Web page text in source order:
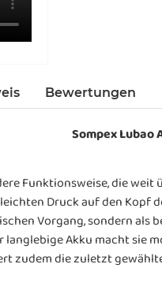
Bewertungen
Sompex
Funktionsweise, die
Druck auf den
Vorgang, sondern
langlebige Akku macht
zudem die zuletzt